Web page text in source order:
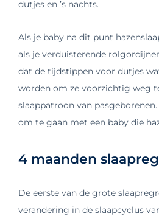
dutjes en ’s nachts.
Als je baby na dit punt
als je verduisterende
dat de tijdstippen voor dutjes
worden om ze voorzichtig weg
slaappatroon van
om te gaan met een baby die
4 maanden
De eerste van de grote
verandering in de slaapcyclus